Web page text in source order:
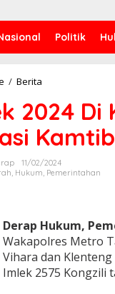
Politik
/ Berita
Di
Kota
Tangerang,
Kapolres
:
Situasi
Damai
2024 Di
11/02/2024
, Hukum, Pemerintahan
Derap Hukum,
Wakapolres Metro
Vihara dan
Imlek 2575 Kongzili